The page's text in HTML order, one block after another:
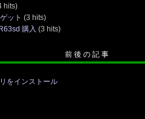
hits)
ット (3 hits)
購入 (3 hits)
前 後 の 記 事
をインストール